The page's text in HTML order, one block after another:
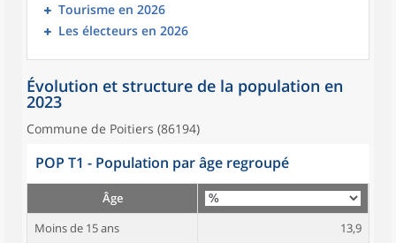
Tourisme en 2026
Les électeurs en 2026
Évolution et structure de la population en
2023
Commune de Poitiers (86194)
POP T1 - Population par âge regroupé
Âge
Moins de 15 ans
13,9